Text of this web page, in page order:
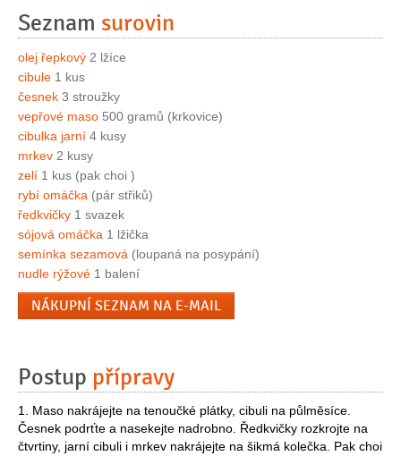
Seznam surovin
olej řepkový 2 lžíce
cibule 1 kus
česnek 3 stroužky
vepřové maso 500 gramů (krkovice)
cibulka jarní 4 kusy
mrkev 2 kusy
zelí 1 kus (pak choi )
rybí omáčka (pár střiků)
ředkvičky 1 svazek
sójová omáčka 1 lžička
semínka sezamová (loupaná na posypání)
nudle rýžové 1 balení
NÁKUPNÍ SEZNAM NA E-MAIL
Postup přípravy
1. Maso nakrájejte na tenoučké plátky, cibuli na půlměsíce.
Česnek podrťte a nasekejte nadrobno. Ředkvičky rozkrojte na
čtvrtiny, jarní cibuli i mrkev nakrájejte na šikmá kolečka. Pak choi